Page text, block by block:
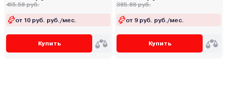
415.58 руб.
от 10 руб. руб./мес.
Купить
385.86 руб.
от 9 руб. руб./мес.
Купить